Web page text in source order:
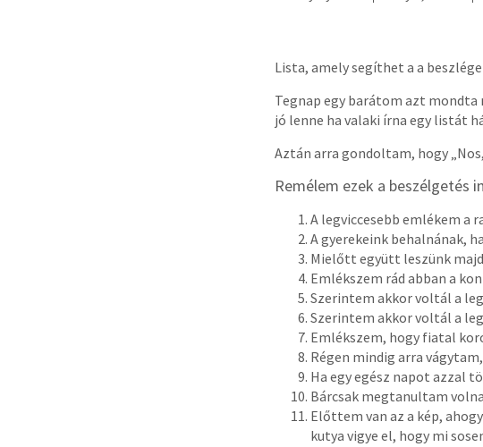
Lista, amely segíthet a a
Tegnap egy barátom azt mondta
jó lenne ha valaki írna egy listát
Aztán arra gondoltam, hogy
Remélem ezek a beszélgetés
A legviccesebb emlékem a
A gyerekeink behalnának,
Mielőtt együtt leszünk
Emlékszem rád abban a
Szerintem akkor voltál a
Szerintem akkor voltál a
Emlékszem, hogy fiatal
Régen mindig arra
Ha egy egész napot azzal
Bárcsak megtanultam
Előttem van az a kép,
kutya vigye el, hogy mi